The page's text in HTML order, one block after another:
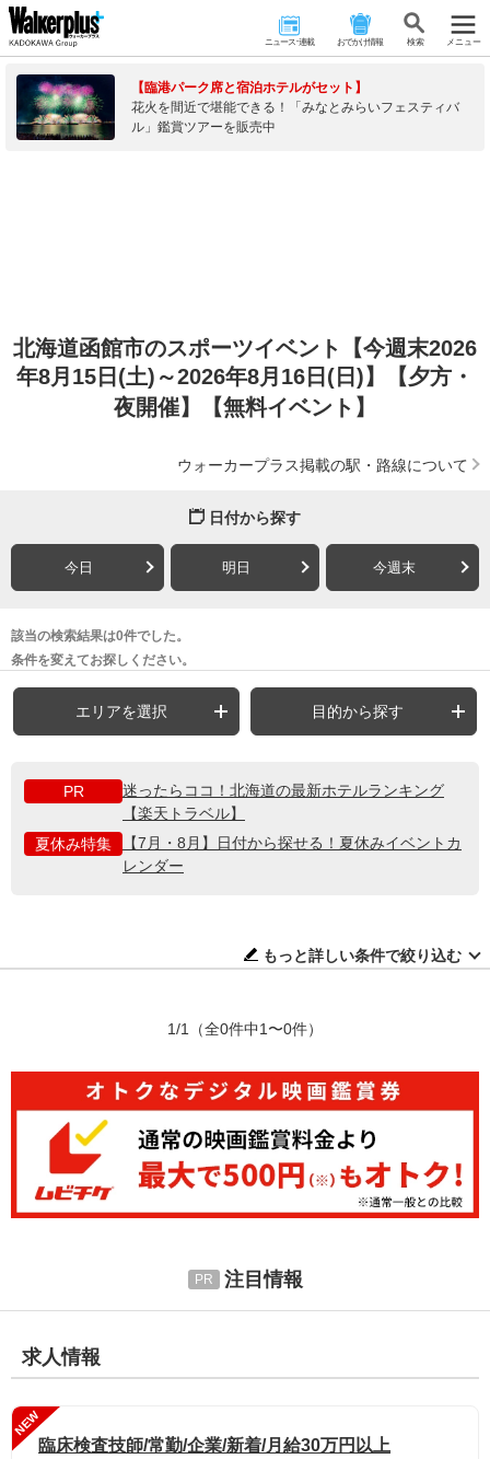
ニュース･連載 おでかけ情報 検 索 メニュー
【臨港パーク席と宿泊ホテルがセット】
花火を間近で堪能できる！「みなとみらいフェスティバ
ル」鑑賞ツアーを販売中
北海道函館市のスポーツイベント【今週末2026
年8月15日(土)～2026年8月16日(日)】【夕方・
夜開催】【無料イベント】
ウォーカープラス掲載の駅・路線について
日付から探す
今日 明日 今週末
該当の検索結果は0件でした。
条件を変えてお探しください。
エリアを選択 目的から探す
PR
迷ったらココ！北海道の最新ホテルランキング
【楽天トラベル】
夏休み特集
【7月・8月】日付から探せる！夏休みイベントカ
レンダー
もっと詳しい条件で絞り込む
1/1 （全0件中1〜0件）
注目情報
求人情報
NEW
臨床検査技師/常勤/企業/新着/月給30万円以上